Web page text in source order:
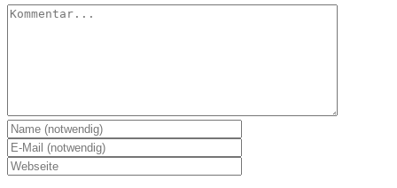
Kommentar